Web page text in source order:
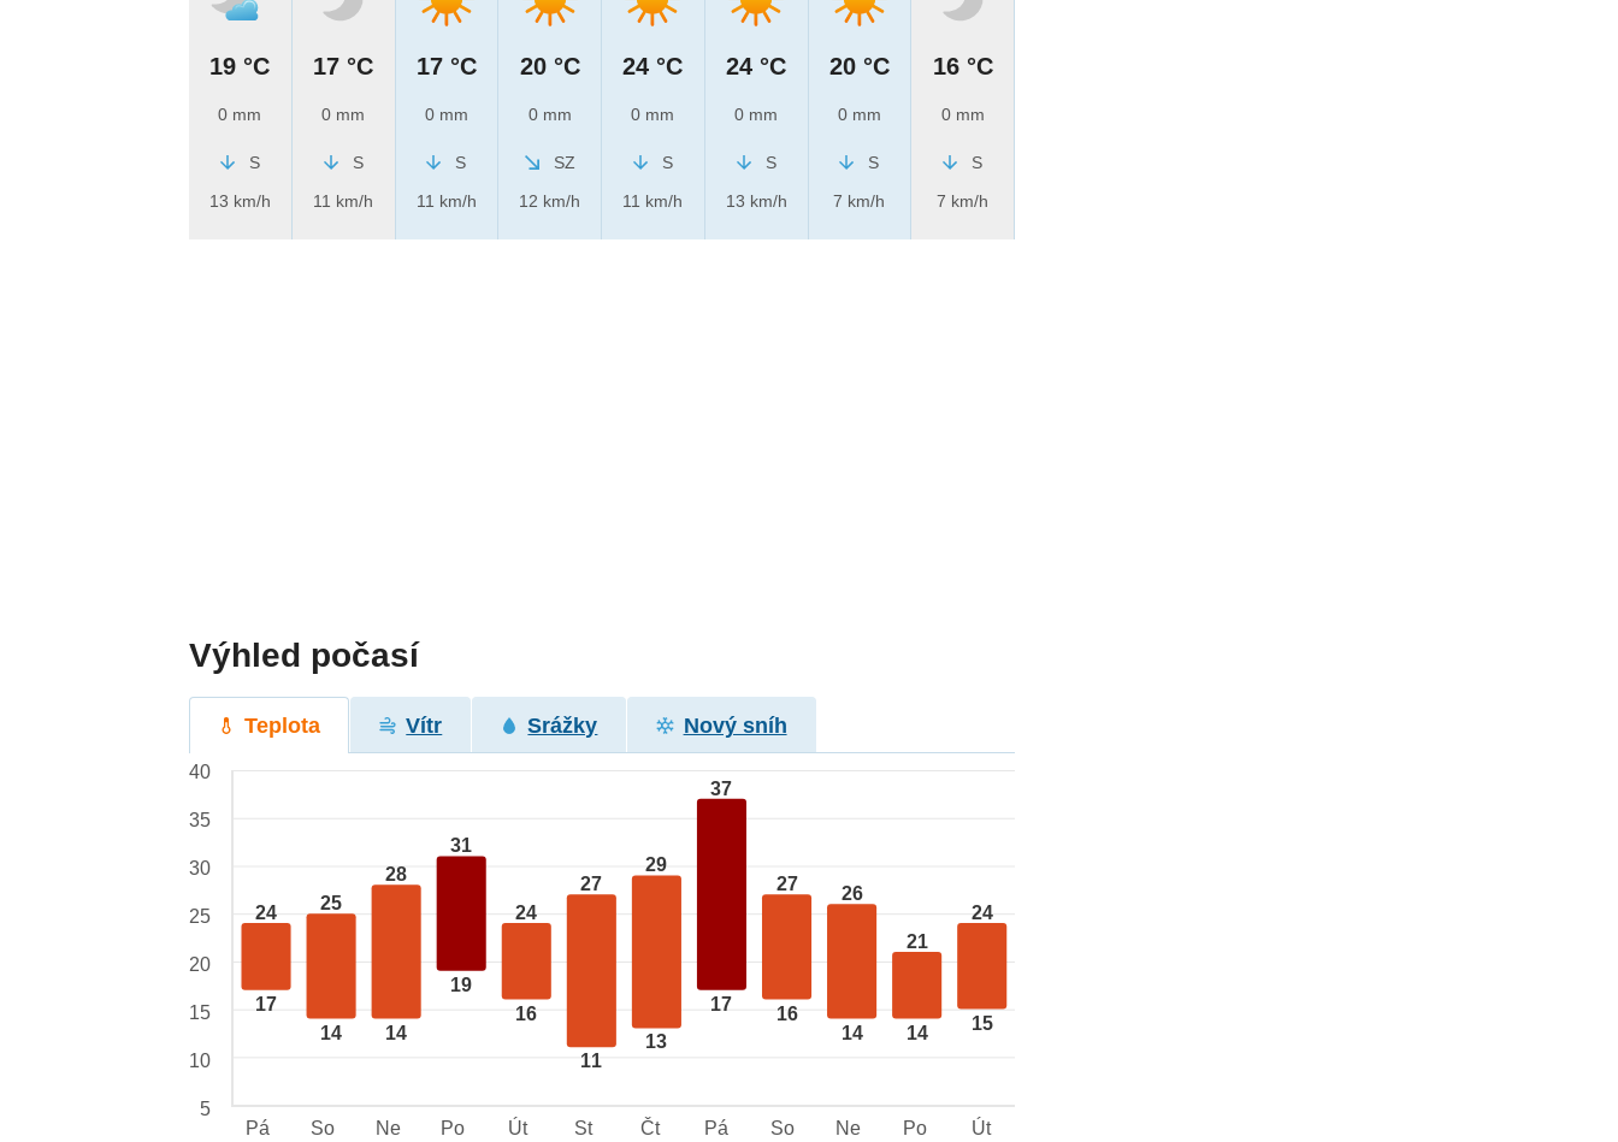
19 °C
0 mm
S
13 km/h
17 °C
0 mm
S
11 km/h
17 °C
0 mm
S
11 km/h
20 °C
0 mm
SZ
12 km/h
24 °C
0 mm
S
11 km/h
24 °C
0 mm
S
13 km/h
20 °C
0 mm
S
7 km/h
16 °C
0 mm
S
7 km/h
Výhled počasí
Teplota Vítr Srážky Nový sníh
24
17
25
14
28
14
31
19
24
16
27
11
29
13
37
17
27
16
26
14
21
14
24
15
40
35
30
25
20
15
10
5
Pá
So Ne Po Út St Čt Pá So Ne Po Út